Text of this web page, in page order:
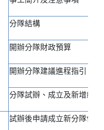
分隊結構
開辦分隊財政預算
開辦分隊建議進程指引
分隊試辦、成立及新增組
試辦後申請成立新分隊信